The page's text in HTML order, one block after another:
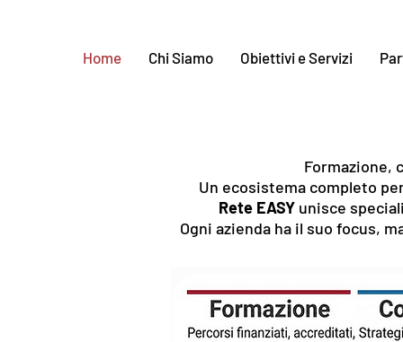
Home Chi Siamo Obiettivi e Servizi
Formazione,
Un ecosistema completo
Rete EASY unisce
Ogni azienda ha il suo focus,